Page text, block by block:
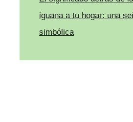
iguana a tu hogar: una
simbólica